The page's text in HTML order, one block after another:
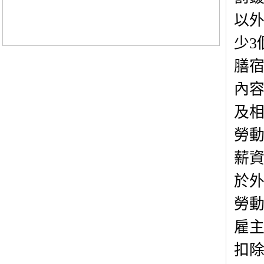
以
少3
膳
內
及
勞
薪
於
勞
雇
扣